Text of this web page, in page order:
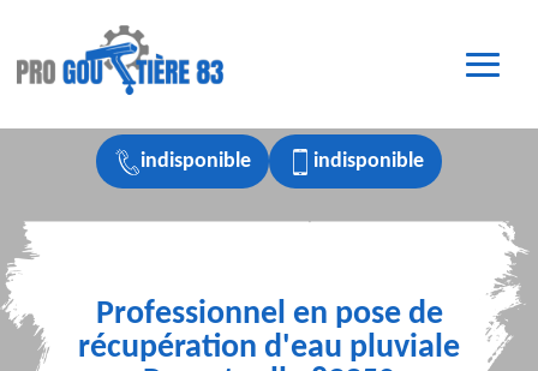
indisponible indisponible
Professionnel en pose de
récupération d'eau pluviale